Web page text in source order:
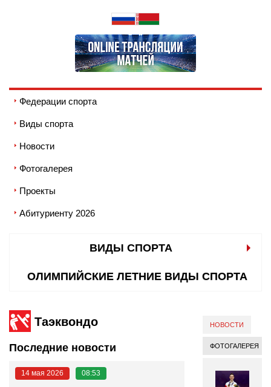
Федерации спорта
Виды спорта
Новости
Фотогалерея
Проекты
Абитуриенту 2026
ВИДЫ СПОРТА
ОЛИМПИЙСКИЕ ЛЕТНИЕ ВИДЫ СПОРТА
Таэквондо
Последние новости
14 мая 2026 08:53
НОВОСТИ
ФОТОГАЛЕРЕЯ